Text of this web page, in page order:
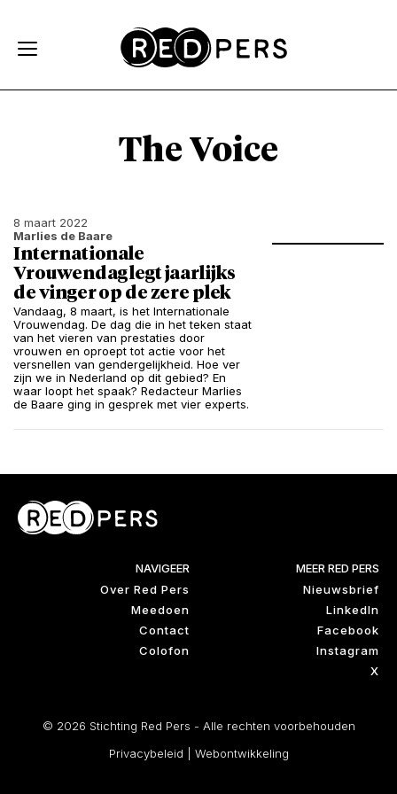
The Voice
8 maart 2022
Marlies de Baare
Internationale
Vrouwendag legt jaarlijks
de vinger op de zere plek
Vandaag, 8 maart, is het Internationale
Vrouwendag. De dag die in het teken staat
van het vieren van prestaties door
vrouwen en oproept tot actie voor het
versnellen van gendergelijkheid. Hoe ver
zijn we in Nederland op dit gebied? En
waar loopt het spaak? Redacteur Marlies
de Baare ging in gesprek met vier experts.
NAVIGEER
Over Red Pers
Meedoen
Contact
Colofon
MEER RED PERS
Nieuwsbrief
LinkedIn
Facebook
Instagram
X
© 2026 Stichting Red Pers - Alle rechten voorbehouden
Privacybeleid
Webontwikkeling